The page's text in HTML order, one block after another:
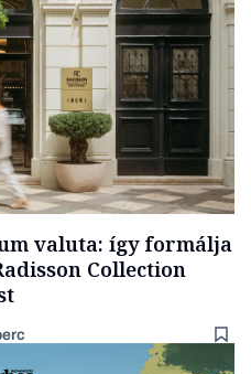
valuta: így formálja
Collection